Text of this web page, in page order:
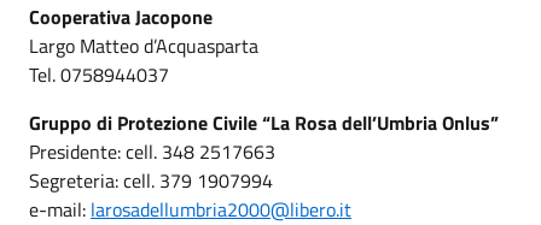
Cooperativa Jacopone
Largo Matteo d’Acquasparta
Tel. 0758944037
Gruppo di Protezione Civile “La Rosa dell’Umbria Onlus”
Presidente: cell. 348 2517663
Segreteria: cell. 379 1907994
e-mail: larosadellumbria2000@libero.it